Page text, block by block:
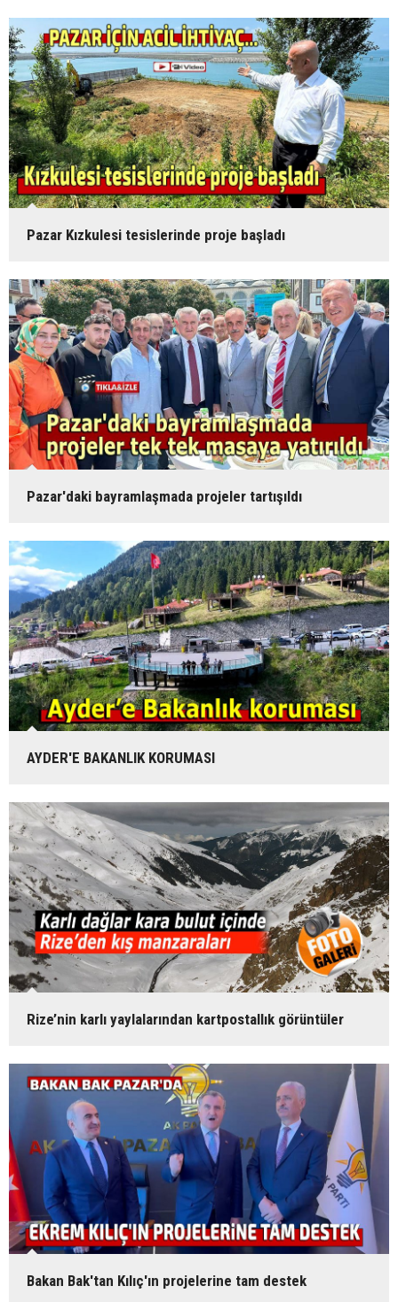
Pazar Kızkulesi tesislerinde proje başladı
Pazar'daki bayramlaşmada projeler tartışıldı
AYDER'E BAKANLIK KORUMASI
Rize’nin karlı yaylalarından kartpostallık görüntüler
Bakan Bak'tan Kılıç'ın projelerine tam destek